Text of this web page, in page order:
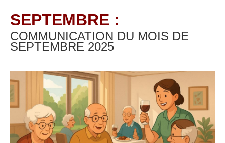
SEPTEMBRE :
COMMUNICATION DU MOIS DE
SEPTEMBRE 2025